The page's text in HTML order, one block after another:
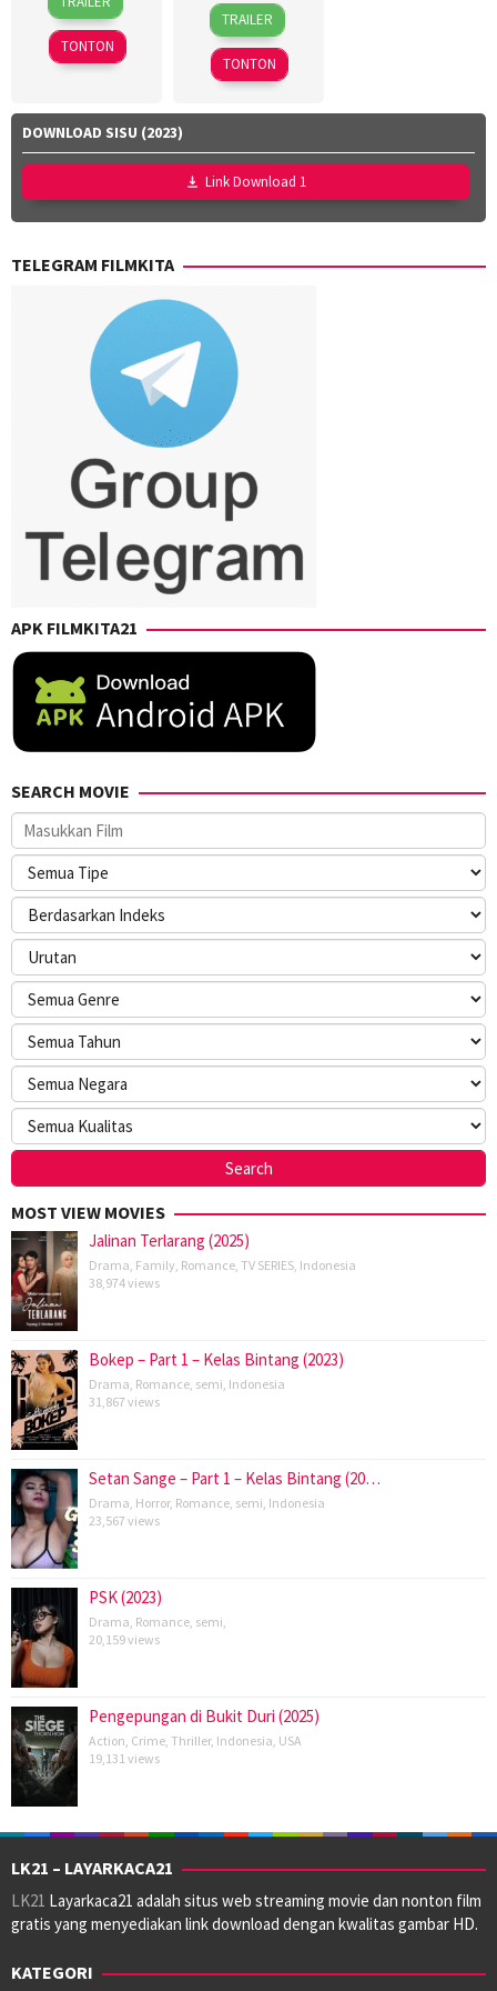
Oct
2012
O'Connor
TONTON
30
Apr
2026
Sandra
Sciberras
TRAILER
TONTON
DOWNLOAD SISU (2023)
Link Download 1
TELEGRAM FILMKITA
APK FILMKITA21
SEARCH MOVIE
MOST VIEW MOVIES
Jalinan Terlarang (2025)
Drama Family Romance TV SERIES Indonesia
38,974 views
Bokep – Part 1 – Kelas Bintang (2023)
Drama Romance semi Indonesia
31,867 views
Setan Sange – Part 1 – Kelas Bintang (20…
Drama Horror, Romance semi Indonesia
23,567 views
PSK (2023)
Drama Romance semi
20,159 views
Pengepungan di Bukit Duri (2025)
Action Crime Thriller, Indonesia USA
19,131 views
LK21 – LAYARKACA21
LK21 Layarkaca21 adalah situs web streaming movie dan nonton film
gratis yang menyediakan link download dengan kwalitas gambar HD.
KATEGORI